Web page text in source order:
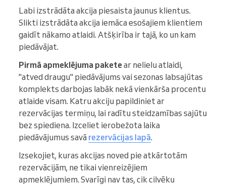
Labi izstrādāta akcija piesaista jaunus klientus.
Slikti izstrādāta akcija iemāca esošajiem klientiem
gaidīt nākamo atlaidi. Atšķirība ir tajā, ko un kam
piedāvājat.
Pirmā apmeklējuma paketear nelielu atlaidi,
"atved draugu" piedāvājums vai sezonas labsajūtas
komplekts darbojas labāk nekā vienkārša procentu
atlaide visam. Katru akciju papildiniet ar
rezervācijas termiņu, lai radītu steidzamības sajūtu
bez spiediena. Izceliet ierobežota laika
piedāvājumus savā rezervācijas lapā.
Izsekojiet, kuras akcijas noved pie atkārtotām
rezervācijām, ne tikai vienreizējiem
apmeklējumiem. Svarīgi nav tas, cik cilvēku